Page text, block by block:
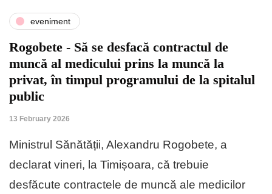
eveniment
Rogobete - Să se desfacă contractul de
muncă al medicului prins la muncă la
privat, în timpul programului de la spitalul
public
13 February 2026
Ministrul Sănătății, Alexandru Rogobete, a
declarat vineri, la Timișoara, că trebuie
desfăcute contractele de muncă ale medicilor